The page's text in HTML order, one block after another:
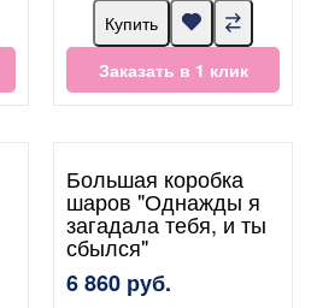
Купить
Заказать в 1 клик
Большая коробка
шаров "Однажды я
загадала тебя, и ты
сбылся"
6 860 руб.